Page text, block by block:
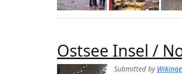
Ostsee Insel /
Submitted by